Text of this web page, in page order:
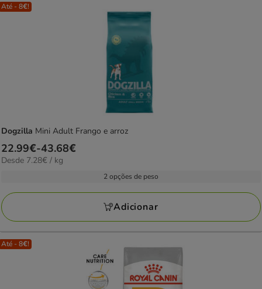
Até - 8€!
Dogzilla Mini Adult Frango e arroz
Preço
de
43.68€
22.99€-43.68€
7.28€
Desde 7.28€ / kg
2 opções de peso
Adicionar
Até - 8€!